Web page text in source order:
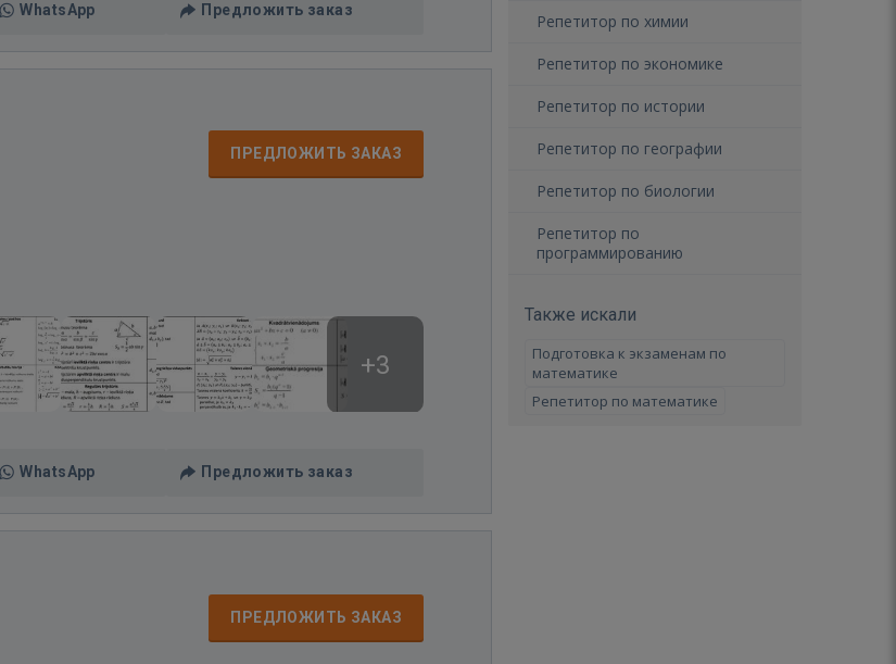
WhatsApp Предложить заказ
ПРЕДЛОЖИТЬ ЗАКАЗ
+3
WhatsApp Предложить заказ
ПРЕДЛОЖИТЬ ЗАКАЗ
Репетитор по химии
Репетитор по экономике
Репетитор по истории
Репетитор по географии
Репетитор по биологии
Репетитор по
программированию
Также искали
Подготовка к экзаменам по
математике
Репетитор по математике